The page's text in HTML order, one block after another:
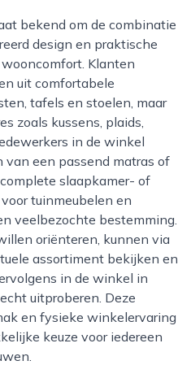
design en praktische
Klanten
uit comfortabele
tafels en stoelen, maar
zoals kussens, plaids,
in de winkel
een passend matras of
slaapkamer- of
tuinmeubelen en
veelbezochte bestemming.
oriënteren, kunnen via
assortiment bekijken en
in de winkel in
uitproberen. Deze
en fysieke winkelervaring
keuze voor iedereen